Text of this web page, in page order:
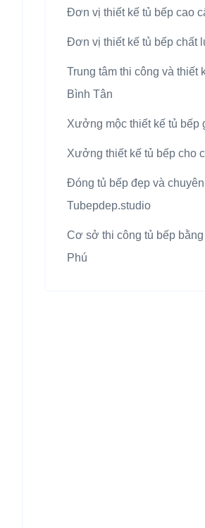
Đơn vị thiết kế tủ bếp cao
Đơn vị thiết kế tủ bếp chất
Trung tâm thi công và thiết
Bình Tân
Xưởng mộc thiết kế tủ bếp
Xưởng thiết kế tủ bếp cho
Đóng tủ bếp đẹp và
Tubepdep.studio
Cơ sở thi công tủ bếp
Phú